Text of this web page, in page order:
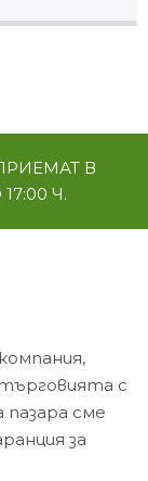
В
Ч.
с
пазара сме
за